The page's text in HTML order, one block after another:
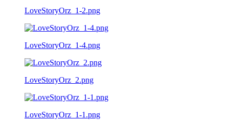
LoveStoryOrz_1-2.png
LoveStoryOrz_1-4.png
LoveStoryOrz_2.png
LoveStoryOrz_1-1.png